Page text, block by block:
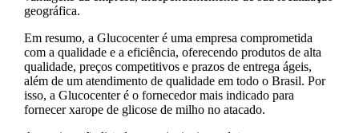
geográfica.
Em resumo, a Glucocenter é uma empresa comprometida
com a qualidade e a eficiência, oferecendo produtos de alta
qualidade, preços competitivos e prazos de entrega ágeis,
além de um atendimento de qualidade em todo o Brasil. Por
isso, a Glucocenter é o fornecedor mais indicado para
fornecer xarope de glicose de milho no atacado.